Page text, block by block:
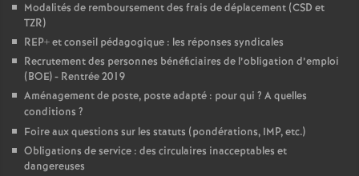
u
r
s
Modalités de remboursement des frais de déplacement (CSD et
TZR)
REP+ et conseil pédagogique : les réponses syndicales
Recrutement des personnes bénéficiaires de l’obligation d’emploi
(BOE) - Rentrée 2019
Aménagement de poste, poste adapté : pour qui ? A quelles
conditions ?
Foire aux questions sur les statuts (pondérations, IMP, etc.)
Obligations de service : des circulaires inacceptables et
dangereuses